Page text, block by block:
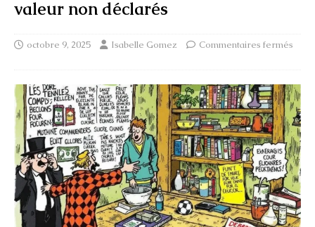
valeur non déclarés
octobre 9, 2025 Isabelle Gomez Commentaires fermés